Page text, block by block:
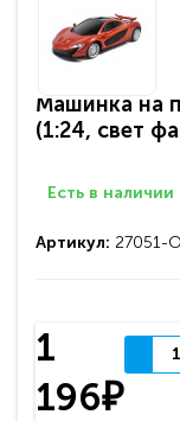
Машинка на
(1:24, свет
Есть в наличии
Артикул: 27051-
1
196₽